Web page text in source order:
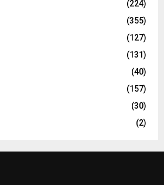
(224)
(355)
(127)
(131)
(40)
(157)
(30)
(2)